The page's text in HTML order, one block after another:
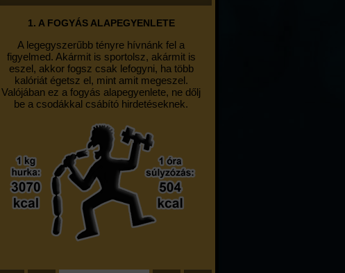
1. A FOGYÁS ALAPEGYENLETE
A legegyszerűbb tényre hívnánk fel a
figyelmed. Akármit is sportolsz, akármit is
eszel, akkor fogsz csak lefogyni, ha több
kalóriát égetsz el, mint amit megeszel.
Valójában ez a fogyás alapegyenlete, ne dőlj
be a csodákkal csábító hirdetéseknek.